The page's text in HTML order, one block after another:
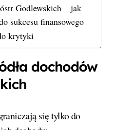
Godlewskich – jak
sukcesu finansowego
krytyki
dochodów
się tylko do